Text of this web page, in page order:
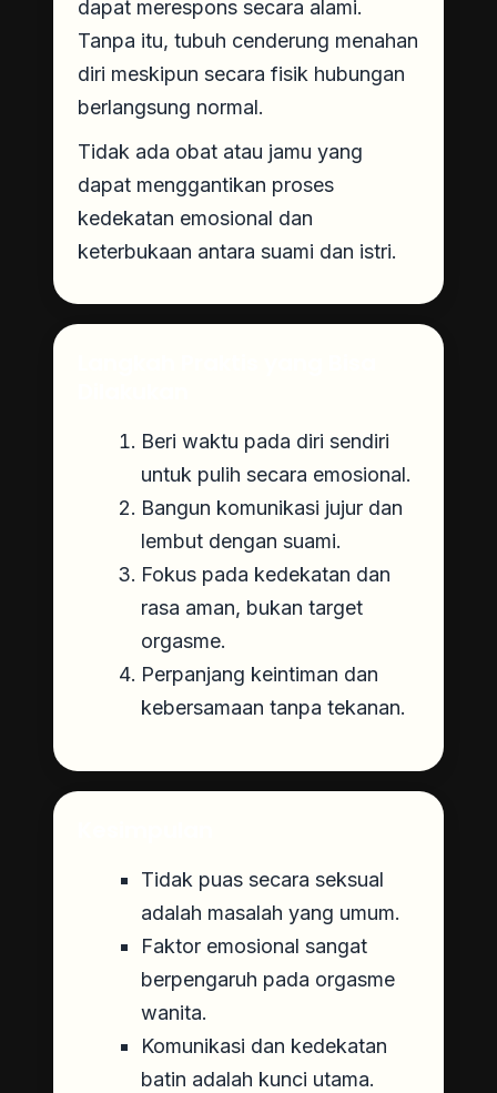
dapat merespons secara alami.
Tanpa itu, tubuh cenderung menahan
diri meskipun secara fisik hubungan
berlangsung normal.
Tidak ada obat atau jamu yang
dapat menggantikan proses
kedekatan emosional dan
keterbukaan antara suami dan istri.
Beri waktu pada diri sendiri
untuk pulih secara emosional.
Bangun komunikasi jujur dan
lembut dengan suami.
Fokus pada kedekatan dan
rasa aman, bukan target
orgasme.
Perpanjang keintiman dan
kebersamaan tanpa tekanan.
Tidak puas secara seksual
adalah masalah yang umum.
Faktor emosional sangat
berpengaruh pada orgasme
wanita.
Komunikasi dan kedekatan
batin adalah kunci utama.